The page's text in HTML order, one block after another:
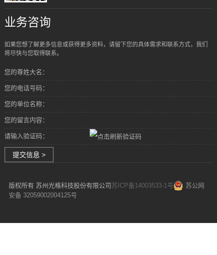
业务咨询
如果您想了解更多信息或获得更多资料，请留下您的具体需求和联系方式，我们
将尽快与您取得联系。
您的尊姓大名：
您的电话号码：
您的单位名称：
您的留言内容：
请输入验证码：
提交信息 >
版权所有 苏州光格科技股份有限公司苏ICP备14003533-1号
苏公网
安备 32059002004125号